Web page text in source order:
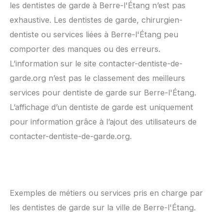
les dentistes de garde à Berre-l'Étang n’est pas
exhaustive. Les dentistes de garde, chirurgien-
dentiste ou services liées à Berre-l'Étang peu
comporter des manques ou des erreurs.
L’information sur le site contacter-dentiste-de-
garde.org n’est pas le classement des meilleurs
services pour dentiste de garde sur Berre-l'Étang.
L’affichage d’un dentiste de garde est uniquement
pour information grâce à l’ajout des utilisateurs de
contacter-dentiste-de-garde.org.
Exemples de métiers ou services pris en charge par
les dentistes de garde sur la ville de Berre-l'Étang.